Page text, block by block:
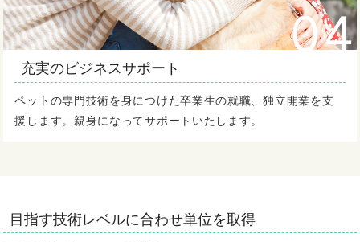
04
充実のビジネスサポート
ペットの専門技術を身につけた卒業生の就職、独立開業を支
援します。親身になってサポートいたします。
目指す技術レベルに合わせ単位を取得